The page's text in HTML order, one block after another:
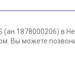
в
Вы можете